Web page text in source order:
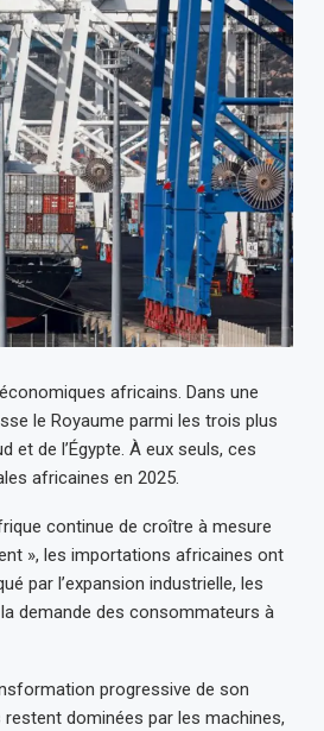
africains. Dans une
le Royaume parmi les trois plus
et de l’Égypte. À eux seuls, ces
africaines en 2025.
continue de croître à mesure
», les importations africaines ont
par l’expansion industrielle, les
demande des consommateurs à
progressive de son
dominées par les machines,